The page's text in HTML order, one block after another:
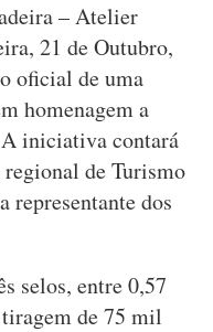
– Atelier
21 de Outubro,
oficial de uma
homenagem a
iniciativa contará
de Turismo
representante dos
selos, entre 0,57
de 75 mil